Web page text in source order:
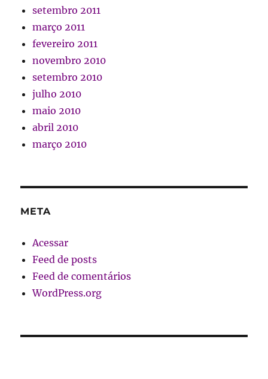
setembro 2011
março 2011
fevereiro 2011
novembro 2010
setembro 2010
julho 2010
maio 2010
abril 2010
março 2010
META
Acessar
Feed de posts
Feed de comentários
WordPress.org